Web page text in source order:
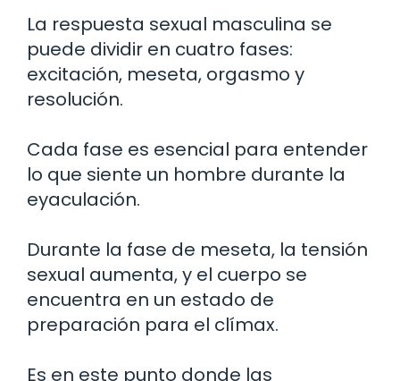
La respuesta sexual masculina se
puede dividir en cuatro fases:
excitación, meseta, orgasmo y
resolución.
Cada fase es esencial para entender
lo que siente un hombre durante la
eyaculación.
Durante la fase de meseta, la tensión
sexual aumenta, y el cuerpo se
encuentra en un estado de
preparación para el clímax.
Es en este punto donde las